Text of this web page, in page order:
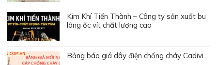
Kim Khí Tiến Thành – Công ty sản xuất bu
lông ốc vít chất lượng cao
Bảng báo giá dây điện chống cháy Cadivi